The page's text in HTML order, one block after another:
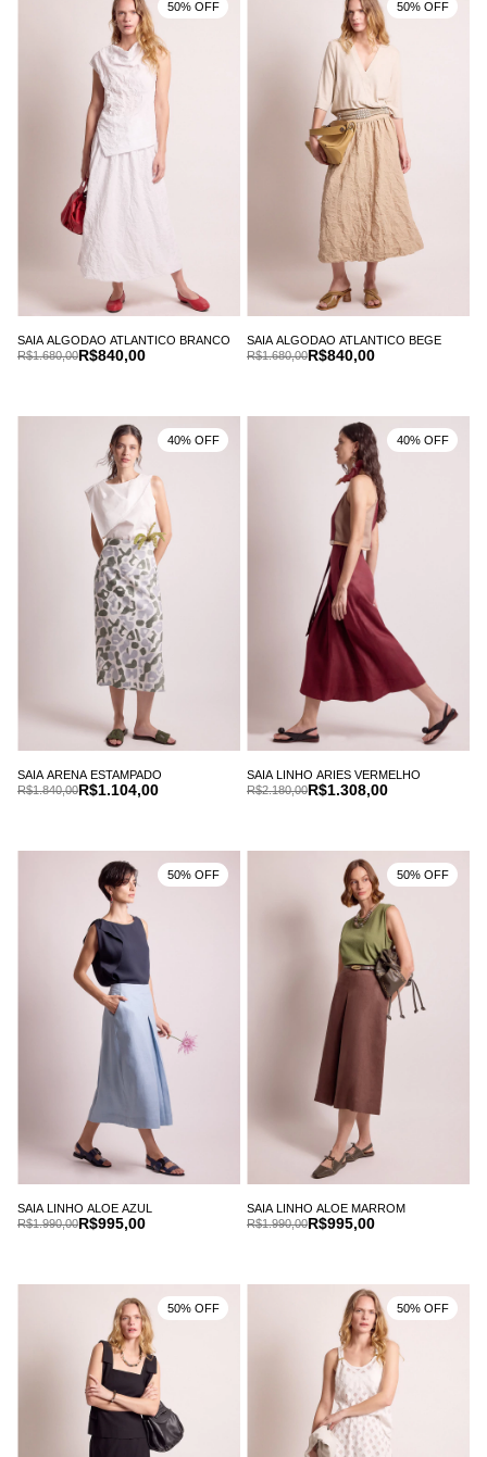
SAIA ALGODAO ATLANTICO BRANCO
R$840,00
R$1.680,00
50% OFF
SAIA ALGODAO ATLANTICO BEGE
R$840,00
R$1.680,00
50% OFF
SAIA ARENA ESTAMPADO
R$1.104,00
R$1.840,00
40% OFF
SAIA LINHO ARIES VERMELHO
R$1.308,00
R$2.180,00
40% OFF
SAIA LINHO ALOE AZUL
R$995,00
R$1.990,00
50% OFF
SAIA LINHO ALOE MARROM
R$995,00
R$1.990,00
50% OFF
50% OFF 50% OFF